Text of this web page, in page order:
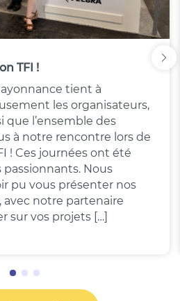
TFI !
tient à
les organisateurs,
que l’ensemble des
à notre rencontre lors de
! Ces journées ont été
Nous
pu vous présenter nos
avec notre partenaire
sur vos projets […]